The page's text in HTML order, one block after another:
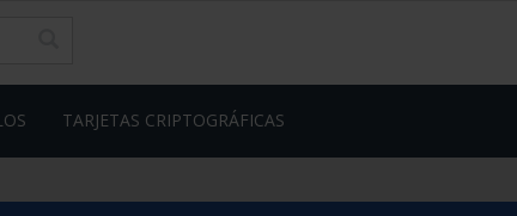
TARJETAS CRIPTOGRÁFICAS